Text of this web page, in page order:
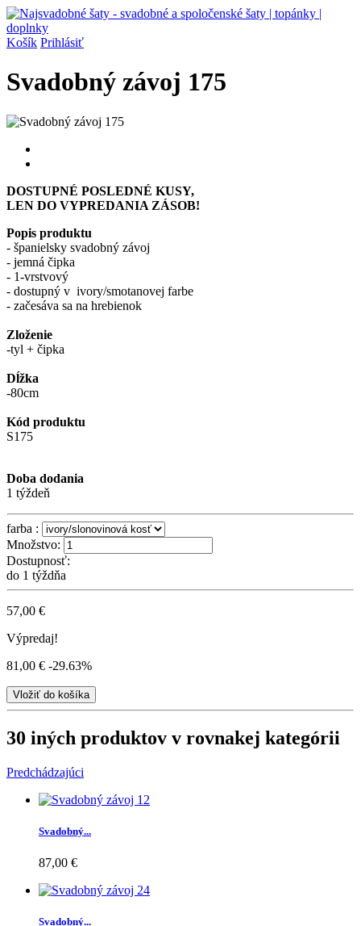
Košík Prihlásiť
Svadobný závoj 175
DOSTUPNÉ POSLEDNÉ KUSY,
LEN DO VYPREDANIA ZÁSOB!
Popis produktu
- španielsky svadobný závoj
- jemná čipka
- 1-vrstvový
- dostupný v ivory/smotanovej farbe
- začesáva sa na hrebienok
Zloženie
-tyl + čipka
Dĺžka
-80cm
Kód produktu
S175
Doba dodania
1 týždeň
farba :
Množstvo:
Dostupnosť:
do 1 týždňa
57,00 €
Výpredaj!
81,00 € -29.63%
Vložiť do košíka
30 iných produktov v rovnakej kategórii
Predchádzajúci
Svadobný...
87,00 €
Svadobný...